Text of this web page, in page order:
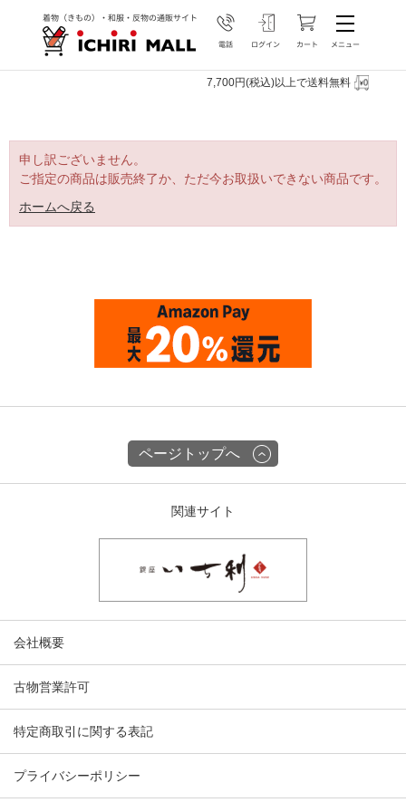
7,700円(税込)以上で送料無料
申し訳ございません。
ご指定の商品は販売終了か、ただ今お取扱いできない商品です。
ホームへ戻る
ページトップへ
関連サイト
会社概要
古物営業許可
特定商取引に関する表記
プライバシーポリシー